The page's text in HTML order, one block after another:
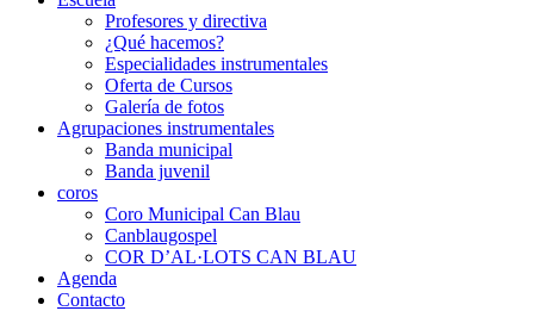
Profesores y directiva
¿Qué hacemos?
Especialidades instrumentales
Oferta de Cursos
Galería de fotos
Agrupaciones instrumentales
Banda municipal
Banda juvenil
coros
Coro Municipal Can Blau
Canblaugospel
COR D’AL·LOTS CAN BLAU
Agenda
Contacto